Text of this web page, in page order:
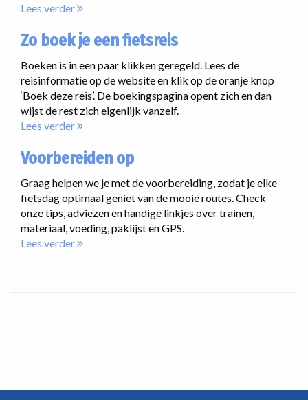
Lees verder
Zo boek je een fietsreis
Boeken is in een paar klikken geregeld. Lees de
reisinformatie op de website en klik op de oranje knop
‘Boek deze reis’. De boekingspagina opent zich en dan
wijst de rest zich eigenlijk vanzelf.
Lees verder
Voorbereiden op
Graag helpen we je met de voorbereiding, zodat je elke
fietsdag optimaal geniet van de mooie routes. Check
onze tips, adviezen en handige linkjes over trainen,
materiaal, voeding, paklijst en GPS.
Lees verder